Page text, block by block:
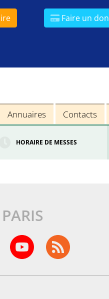
Faire un don
Annuaires Contacts
HORAIRE DE MESSES